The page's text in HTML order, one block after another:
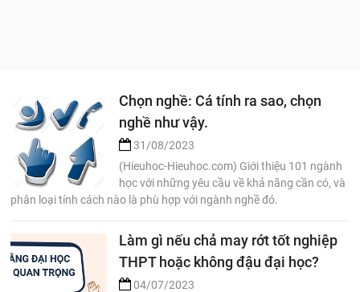
Chọn nghề: Cá tính ra sao, chọn
nghề như vậy.
31/08/2023
(Hieuhoc-Hieuhoc.com) Giới thiệu 101 ngành
học với những yêu cầu về khả năng cần có, và
phân loại tính cách nào là phù hợp với ngành nghề đó.
Làm gì nếu chả may rớt tốt nghiệp
THPT hoặc không đậu đại học?
04/07/2023